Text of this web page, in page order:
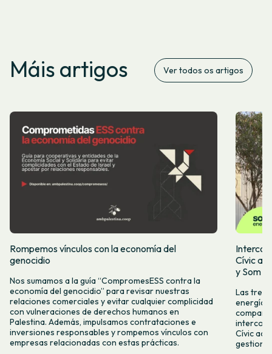
Máis artigos Ver todos os artigos
Rompemos vínculos con la economía del
genocidio
Nos sumamos a la guía “CompromesESS contra la
economía del genocidio” para revisar nuestras
relaciones comerciales y evitar cualquier complicidad
con vulneraciones de derechos humanos en
Palestina. Además, impulsamos contrataciones e
inversiones responsables y rompemos vínculos con
empresas relacionadas con estas prácticas.
Cívic
y Som
Las tres
energía,
Cívic